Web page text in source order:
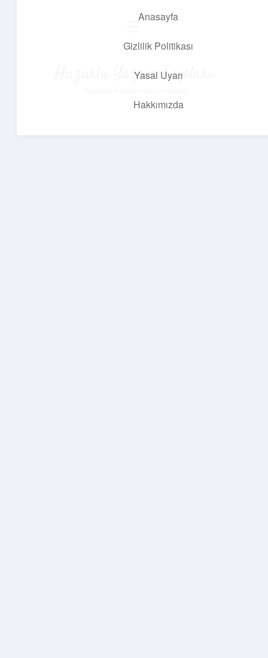
Anasayfa
Gizlilik Politikası
Yasal Uyarı
Hakkımızda
Huzurlu Yaşam Tüyoları